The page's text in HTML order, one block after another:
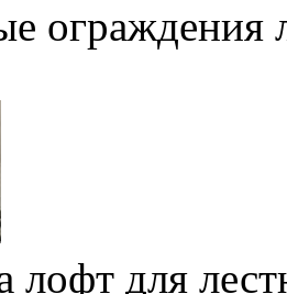
ограждения
лофт для